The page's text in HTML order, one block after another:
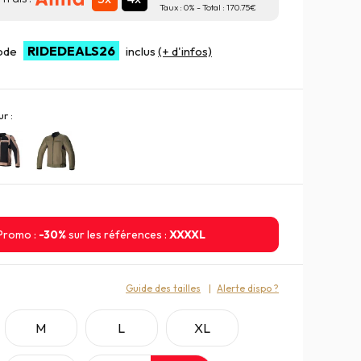
Taux : 0% - Total : 170.75
RIDEDEALS26 inclus (+ d'infos)
:
: -30%sur les références :XXXXL
M L XL
Guide des tailles Alerte dispo ?